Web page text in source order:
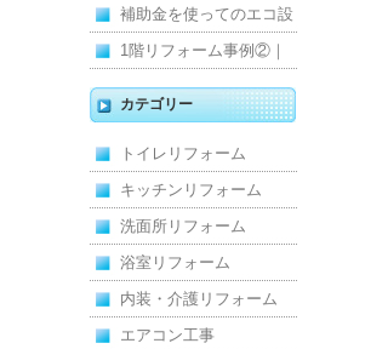
維持｜施工事例
みを解消！賃貸マンショ
ン防水工事
補助金を使ってのエコ設
備住宅リフォーム
1階リフォーム事例②｜
キッチン・床・収納を一
新し、扉新設で動線を整
えた全面改修
カテゴリー
トイレリフォーム
キッチンリフォーム
洗面所リフォーム
浴室リフォーム
内装・介護リフォーム
エアコン工事